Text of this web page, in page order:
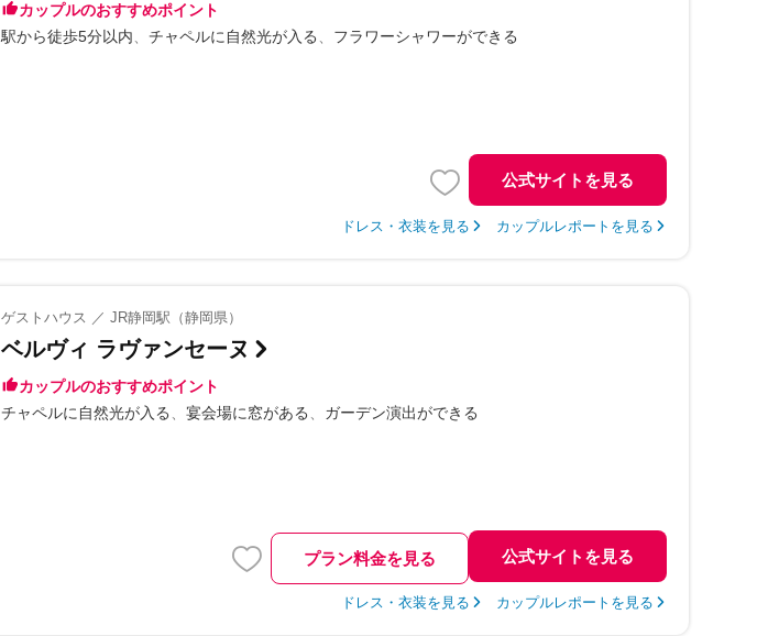
カップルのおすすめポイント
駅から徒歩5分以内
チャペルに自然光が入る フラワーシャワーができる
公式サイトを見る
ドレス・衣装を見る カップルレポートを見る
ゲストハウス ／ JR静岡駅（静岡県）
ベルヴィ ラヴァンセーヌ
カップルのおすすめポイント
チャペルに自然光が入る
宴会場に窓がある ガーデン演出ができる
プラン料金を見る 公式サイトを見る
ドレス・衣装を見る カップルレポートを見る